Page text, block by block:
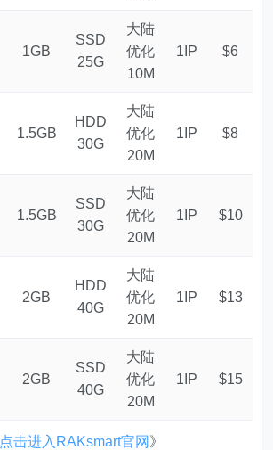
1GB
SSD
25G
大陆
优化
10M
1IP $6
1.5GB
HDD
30G
大陆
优化
20M
1IP $8
1.5GB
SSD
30G
大陆
优化
20M
1IP $10
2GB
HDD
40G
大陆
优化
20M
1IP $13
2GB
SSD
40G
大陆
优化
20M
1IP $15
点击进入RAKsmart官网 》